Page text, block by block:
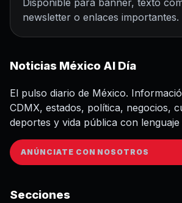
newsletter o enlaces importantes.
Noticias México Al Día
El pulso diario de México.
CDMX, estados, política, negocios,
deportes y vida pública con
ANÚNCIATE CON NOSOTROS
Secciones